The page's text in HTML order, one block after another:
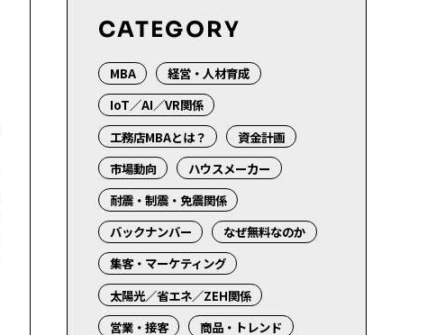
CATEGORY
MBA
経営・人材育成
IoT／AI／VR関係
工務店MBAとは？
資金計画
市場動向
ハウスメーカー
耐震・制震・免震関係
バックナンバー
なぜ無料なのか
集客・マーケティング
太陽光／省エネ／ZEH関係
営業・接客
商品・トレンド